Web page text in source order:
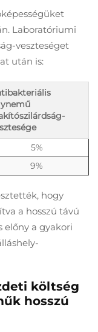
Laboratóriumi
veszteséget
után is:
5%
9%
hogy
a hosszú távú
előny a gyakori
költség
hosszú